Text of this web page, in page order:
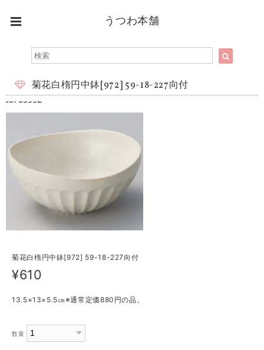
うつわ本舗
菊花白楕円中鉢[972] 59-18-227向付
菊花白楕円中鉢[972] 59-18-227向付
¥610
13.5×13×5.5㎝※通常定価880円の品。
数量